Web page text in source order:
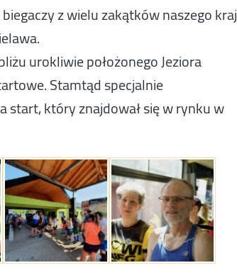
z wielu zakątków naszego
urokliwie położonego Jeziora
Stamtąd specjalnie
który znajdował się w rynku w